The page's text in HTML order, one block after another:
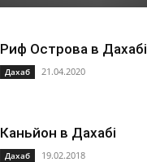
Риф Острова в Дахабі
Дахаб 21.04.2020
Каньйон в Дахабі
Дахаб 19.02.2018